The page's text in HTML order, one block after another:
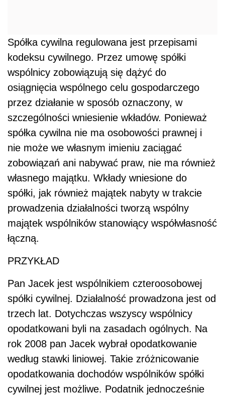
Spółka cywilna regulowana jest przepisami
kodeksu cywilnego. Przez umowę spółki
wspólnicy zobowiązują się dążyć do
osiągnięcia wspólnego celu gospodarczego
przez działanie w sposób oznaczony, w
szczególności wniesienie wkładów. Ponieważ
spółka cywilna nie ma osobowości prawnej i
nie może we własnym imieniu zaciągać
zobowiązań ani nabywać praw, nie ma również
własnego majątku. Wkłady wniesione do
spółki, jak również majątek nabyty w trakcie
prowadzenia działalności tworzą wspólny
majątek wspólników stanowiący współwłasność
łączną.
PRZYKŁAD
Pan Jacek jest wspólnikiem czteroosobowej
spółki cywilnej. Działalność prowadzona jest od
trzech lat. Dotychczas wszyscy wspólnicy
opodatkowani byli na zasadach ogólnych. Na
rok 2008 pan Jacek wybrał opodatkowanie
według stawki liniowej. Takie zróżnicowanie
opodatkowania dochodów wspólników spółki
cywilnej jest możliwe. Podatnik jednocześnie